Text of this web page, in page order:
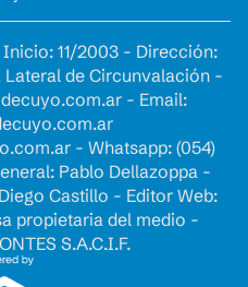
11/2003 - Dirección:
Lateral de Circunvalación -
- Email:
- Whatsapp: (054)
Pablo Dellazoppa -
Castillo - Editor Web:
propietaria del medio -
S.A.C.I.F.